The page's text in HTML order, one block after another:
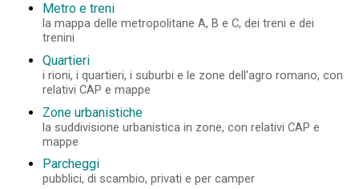
Metro e treni
la mappa delle metropolitane A, B e C, dei treni e dei
trenini
Quartieri
i rioni, i quartieri, i suburbi e le zone dell'agro romano, con
relativi CAP e mappe
Zone urbanistiche
la suddivisione urbanistica in zone, con relativi CAP e
mappe
Parcheggi
pubblici, di scambio, privati e per camper